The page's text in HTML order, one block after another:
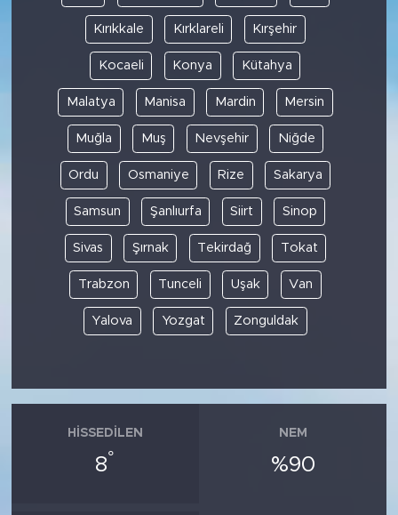
Kırıkkale Kırklareli Kırşehir
Kocaeli Konya Kütahya
Malatya Manisa Mardin Mersin
Muğla Muş Nevşehir Niğde
Ordu Osmaniye Rize Sakarya
Samsun Şanlıurfa Siirt Sinop
Sivas Şırnak Tekirdağ Tokat
Trabzon Tunceli Uşak Van
Yalova Yozgat Zonguldak
HISSEDILEN
8°
NEM
%90